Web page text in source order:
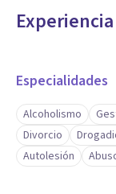
Experiencia
Especialidades
Alcoholismo
Divorcio
Autolesión